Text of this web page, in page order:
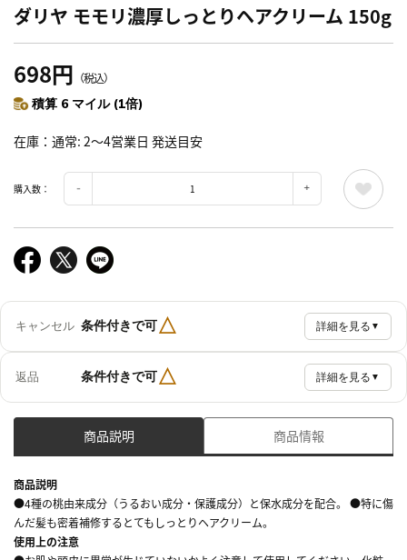
ダリヤ モモリ濃厚しっとりヘアクリーム 150g
698円 （税込）
積算 6 マイル (1倍)
在庫 通常: 2～4営業日 発送目安
購入数：
キャンセル 条件付きで可△ 詳細を見る ▼
返品 条件付きで可△ 詳細を見る ▼
商品説明 商品情報
商品説明
●4種の桃由来成分（うるおい成分・保護成分）と保水成分を配合。 ●特に傷
んだ髪も密着補修するとてもしっとりヘアクリーム。
使用上の注意